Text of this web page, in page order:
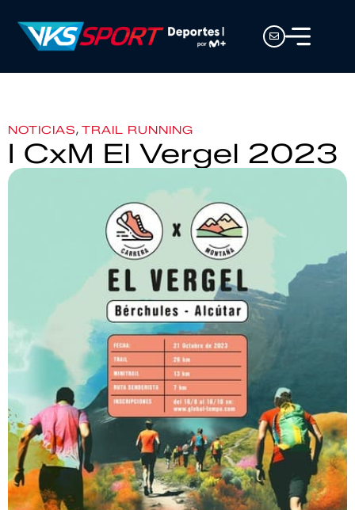
NOTICIAS, TRAIL RUNNING
I CxM El Vergel 2023